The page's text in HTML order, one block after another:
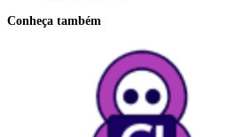
Conheça também